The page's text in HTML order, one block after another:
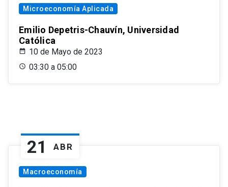
Microeconomía Aplicada
Emilio Depetris-Chauvín, Universidad
Católica
10 de Mayo de 2023
03:30 a 05:00
21 ABR
Macroeconomía